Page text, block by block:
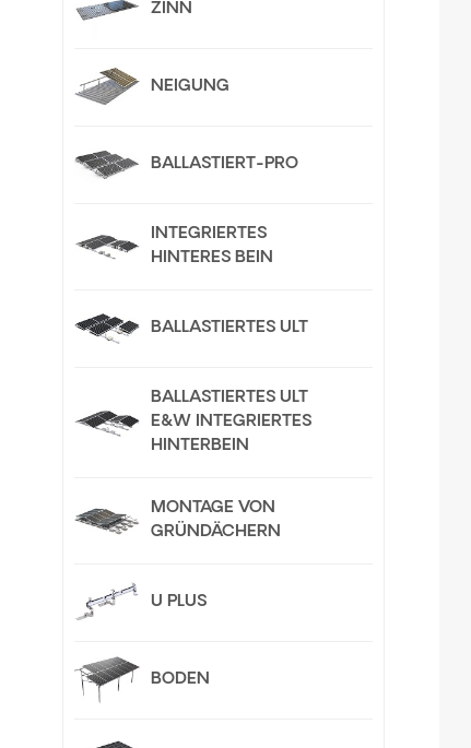
ZINN
NEIGUNG
BALLASTIERT-PRO
INTEGRIERTES
HINTERES BEIN
BALLASTIERTES ULT
BALLASTIERTES ULT
E&W INTEGRIERTES
HINTERBEIN
MONTAGE VON
GRÜNDÄCHERN
U PLUS
BODEN